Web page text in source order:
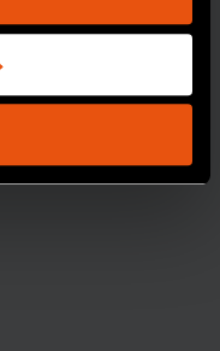
aktivt skanna den
uppgifter
anpassa innehållet
funktioner
trafik. Vi
och annan